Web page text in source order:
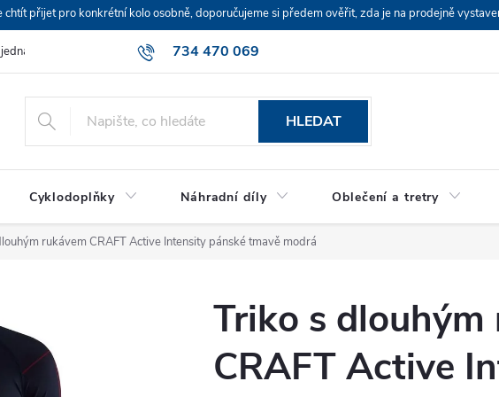
přijet pro konkrétní kolo osobně, doporučujeme si předem ověřit, zda je na prodejně
734 470 069
HLEDAT
Cyklodoplňky Náhradní díly Oblečení a tretry
rukávem CRAFT Active Intensity pánské tmavě modrá
Triko s dlouhým
CRAFT Active